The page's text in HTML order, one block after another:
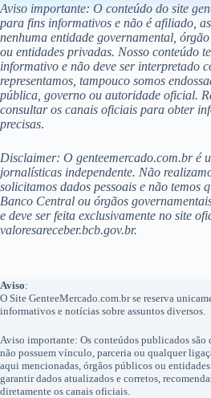
Aviso importante: O conteúdo do site
para fins informativos e não é afiliado,
nenhuma entidade governamental,
ou entidades privadas. Nosso conteúdo
informativo e não deve ser interpretado
representamos, tampouco somos
pública, governo ou autoridade oficial.
consultar os canais oficiais para obter
precisas.
Disclaimer: O genteemercado.com.br é
jornalísticas independente. Não
solicitamos dados pessoais e não temos
Banco Central ou órgãos
e deve ser feita exclusivamente no site
valoresareceber.bcb.gov.br.
Aviso:
O Site GenteeMercado.com.br se reserva
informativos e notícias sobre assuntos diversos.
Aviso importante: Os conteúdos publicados são
não possuem vínculo, parceria ou qualquer
aqui mencionadas, órgãos públicos ou
garantir dados atualizados e corretos,
diretamente os canais oficiais.